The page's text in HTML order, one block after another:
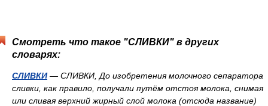
Смотреть что такое "СЛИВКИ" в других
словарях:
СЛИВКИ— СЛИВКИ, До изобретения молочного сепаратора
сливки, как правило, получали путём отстоя молока, снимая
или сливая верхний жирный слой молока (отсюда название)